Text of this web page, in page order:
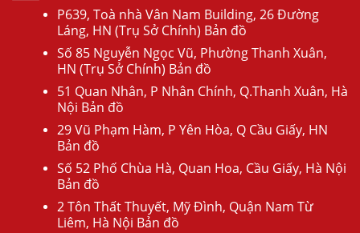
P639, Toà nhà Vân Nam Building, 26 Đường
Láng, HN (Trụ Sở Chính) Bản đồ
Số 85 Nguyễn Ngọc Vũ, Phường Thanh Xuân,
HN (Trụ Sở Chính) Bản đồ
51 Quan Nhân, P Nhân Chính, Q.Thanh Xuân, Hà
Nội Bản đồ
29 Vũ Phạm Hàm, P Yên Hòa, Q Cầu Giấy, HN
Bản đồ
Số 52 Phố Chùa Hà, Quan Hoa, Cầu Giấy, Hà Nội
Bản đồ
2 Tôn Thất Thuyết, Mỹ Đình, Quận Nam Từ
Liêm, Hà Nội Bản đồ